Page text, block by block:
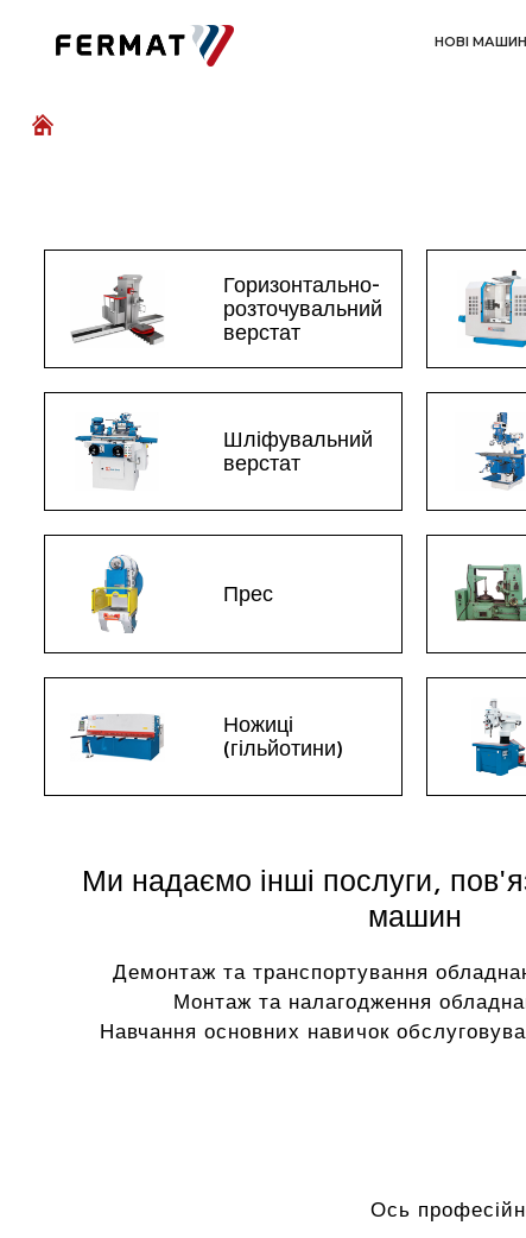
НОВІ
Горизонтально-
розточувальний
верстат
Шліфувальний
верстат
Прес
Ножиці
(гільйотини)
Ми надаємо інші послуги,
машин
Демонтаж та транспортування
Монтаж та налагодження
Навчання основних навичок
Ось